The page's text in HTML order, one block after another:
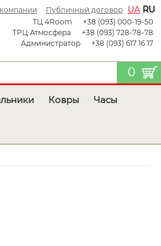
Публичный договор UA RU
ТЦ 4Room
+38 (093) 000-19-50
ТРЦ Атмосфера
+38 (093) 728-78-78
Администратор
+38 (093) 617 16 17
0
Ковры Часы